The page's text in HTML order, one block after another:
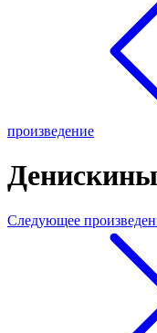
произведение
Следующее